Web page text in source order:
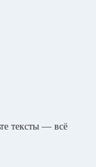
тексты — всё